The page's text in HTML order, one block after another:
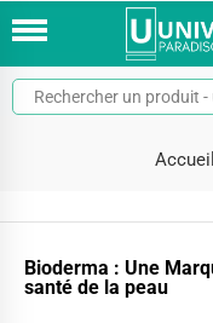
Accueil
Bioderma : Une
santé de la peau